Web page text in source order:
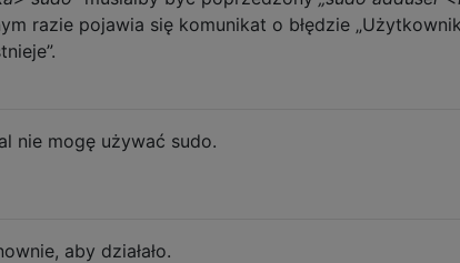
razie pojawia się komunikat o błędzie „Użytkownik
nie mogę używać sudo.
aby działało.